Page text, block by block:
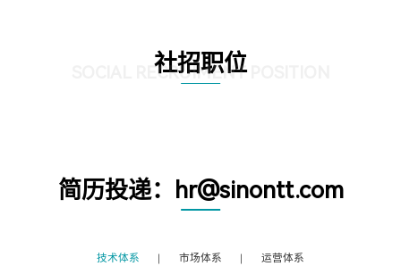
社招职位
SOCIAL RECRUIMENT POSITION
简历投递：hr@sinontt.com
技术体系 市场体系 运营体系